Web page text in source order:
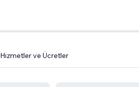
Hizmetler ve Ücretler